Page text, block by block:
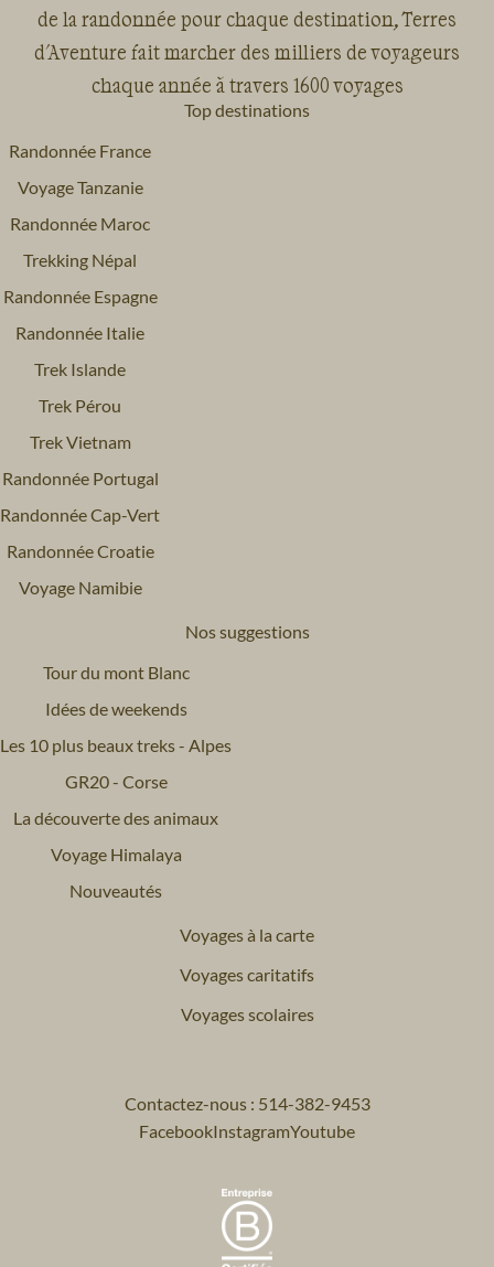
de la randonnée pour chaque destination, Terres
d'Aventure fait marcher des milliers de voyageurs
chaque année à travers 1600 voyages
Top destinations
Randonnée France
Voyage Tanzanie
Randonnée Maroc
Trekking Népal
Randonnée Espagne
Randonnée Italie
Trek Islande
Trek Pérou
Trek Vietnam
Randonnée Portugal
Randonnée Cap-Vert
Randonnée Croatie
Voyage Namibie
Nos suggestions
Tour du mont Blanc
Idées de weekends
Les 10 plus beaux treks - Alpes
GR20 - Corse
La découverte des animaux
Voyage Himalaya
Nouveautés
Voyages à la carte
Voyages caritatifs
Voyages scolaires
Contactez-nous : 514-382-9453
FacebookInstagramYoutube